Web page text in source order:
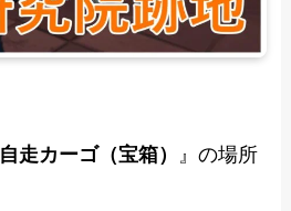
自走カーゴ（宝箱） 』の場所